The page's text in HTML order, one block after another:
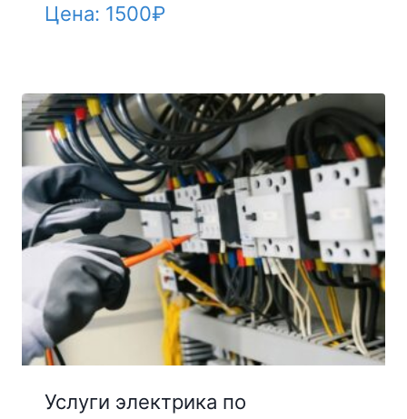
Цена: 1500₽
Услуги электрика по